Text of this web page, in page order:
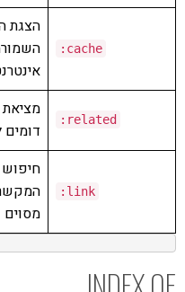
cache
:
הצגת
related
:
דומים
link
:
מסוים